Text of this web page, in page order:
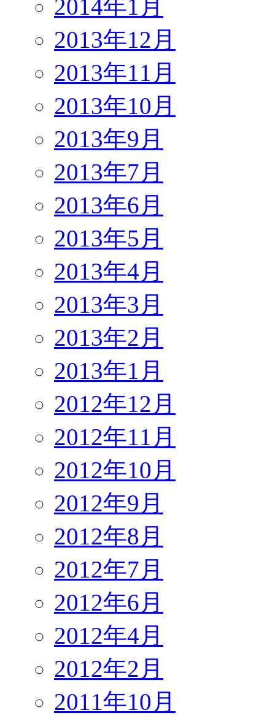
2014年1月
2013年12月
2013年11月
2013年10月
2013年9月
2013年7月
2013年6月
2013年5月
2013年4月
2013年3月
2013年2月
2013年1月
2012年12月
2012年11月
2012年10月
2012年9月
2012年8月
2012年7月
2012年6月
2012年4月
2012年2月
2011年10月